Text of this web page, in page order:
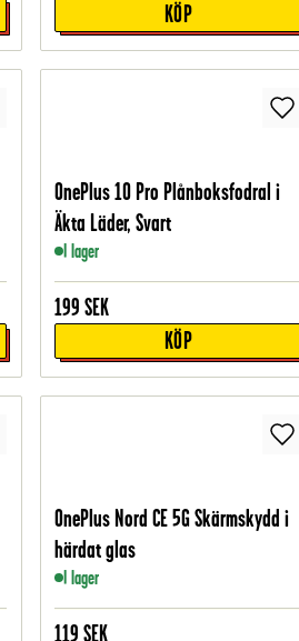
KÖP
OnePlus 10 Pro Plånboksfodral i
Äkta Läder, Svart
I lager
199 SEK
KÖP
OnePlus Nord CE 5G Skärmskydd i
härdat glas
I lager
119 SEK